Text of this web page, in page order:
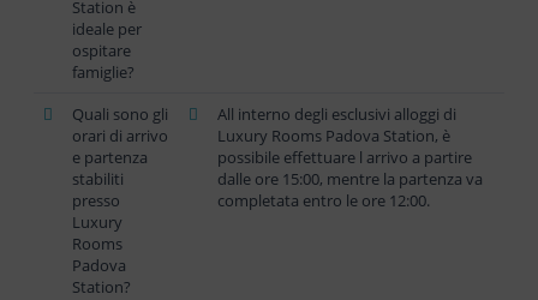
Station è
ideale per
ospitare
famiglie?
Quali sono gli
orari di arrivo
e partenza
stabiliti
presso
Luxury
Rooms
Padova
Station?
All interno degli esclusivi alloggi di
Luxury Rooms Padova Station, è
possibile effettuare l arrivo a partire
dalle ore 15:00, mentre la partenza va
completata entro le ore 12:00.